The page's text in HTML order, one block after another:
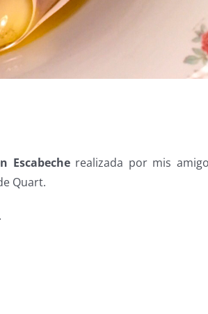
Escabecherealizada por mis
Quart.